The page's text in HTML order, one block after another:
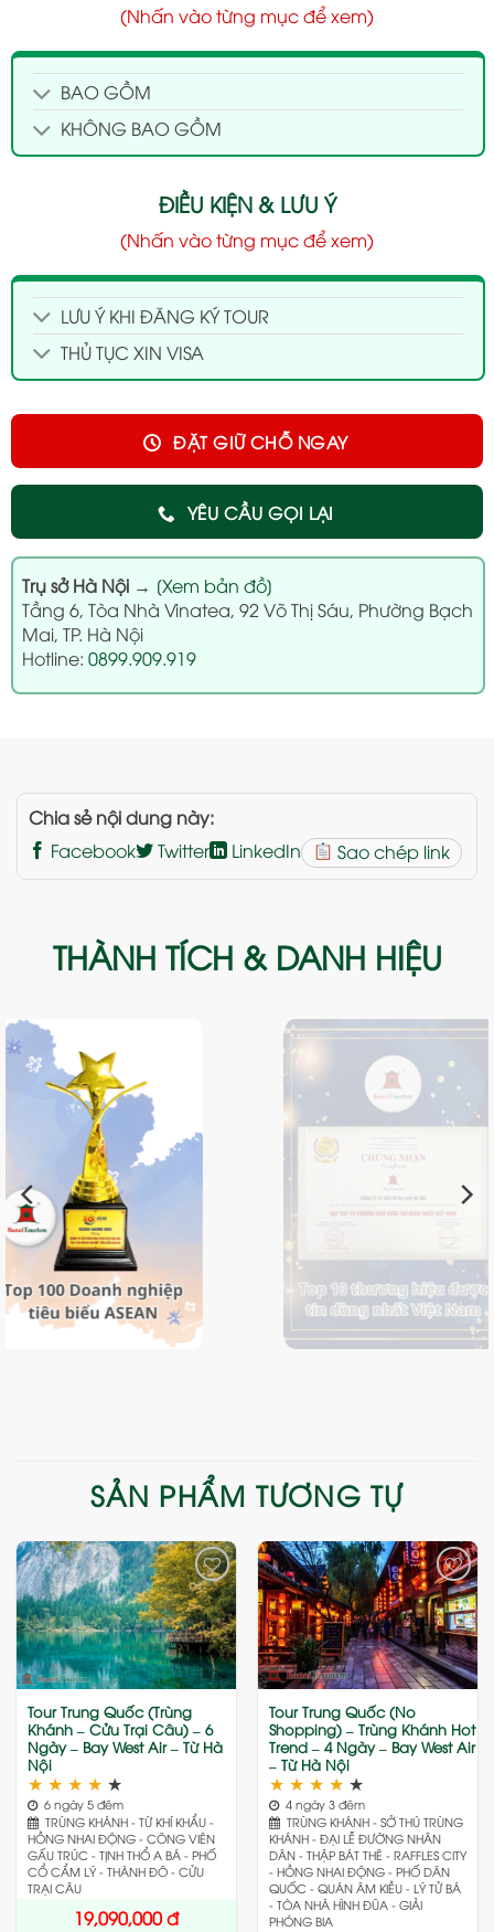
(Nhấn vào từng mục để xem)
BAO GỒM
KHÔNG BAO GỒM
ĐIỀU KIỆN & LƯU Ý
(Nhấn vào từng mục để xem)
LƯU Ý KHI ĐĂNG KÝ TOUR
THỦ TỤC XIN VISA
YÊU CẦU GỌI LẠI
ĐẶT GIỮ CHỖ NGAY
Trụ sở Hà Nội→ [Xem bản đồ]
Tầng 6, Tòa Nhà Vinatea, 92 Võ Thị Sáu, Phường Bạch
Mai, TP. Hà Nội
Hotline: 0899.909.919
Chia sẻ nội dung này:
Facebook
Twitter LinkedIn Sao chép link
THÀNH TÍCH & DANH HIỆU
SẢN PHẨM TƯƠNG TỰ
Add
to
wishlist
Tour Trung Quốc (Trùng
Khánh – Cửu Trại Câu) – 6
Ngày – Bay West Air – Từ Hà
Nội
★ ★ ★ ★ ★
6 ngày 5 đêm
TRÙNG KHÁNH - TỪ KHÍ KHẨU -
HỒNG NHAI ĐỘNG - CÔNG VIÊN
GẤU TRÚC - TỊNH THỔ A BÁ - PHỐ
CỔ CẨM LÝ - THÀNH ĐÔ - CỬU
TRẠI CÂU
19,090,000đ
Add
to
wishlist
Tour Trung Quốc (No
Shopping) – Trùng Khánh Hot
Trend – 4 Ngày – Bay West Air
– Từ Hà Nội
★ ★ ★ ★ ★
4 ngày 3 đêm
TRÙNG KHÁNH - SỞ THÚ TRÙNG
KHÁNH - ĐẠI LỄ ĐƯỜNG NHÂN
DÂN - THẬP BÁT THÊ - RAFFLES CITY
- HỒNG NHAI ĐỘNG - PHỐ DÂN
QUỐC - QUÁN ÂM KIỀU - LÝ TỬ BÁ
- TÒA NHÀ HÌNH ĐŨA - GIẢI
PHÓNG BIA